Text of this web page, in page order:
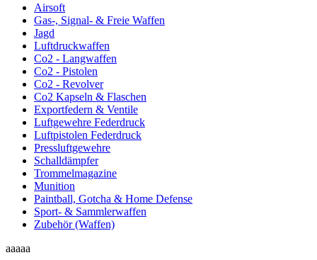
Airsoft
Gas-, Signal- & Freie Waffen
Jagd
Luftdruckwaffen
Co2 - Langwaffen
Co2 - Pistolen
Co2 - Revolver
Co2 Kapseln & Flaschen
Exportfedern & Ventile
Luftgewehre Federdruck
Luftpistolen Federdruck
Pressluftgewehre
Schalldämpfer
Trommelmagazine
Munition
Paintball, Gotcha & Home Defense
Sport- & Sammlerwaffen
Zubehör (Waffen)
aaaaa